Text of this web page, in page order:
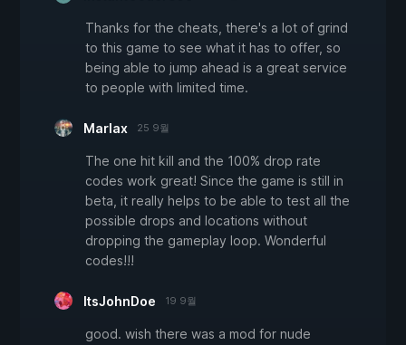
Thanks for the cheats, there's a lot of grind
to this game to see what it has to offer, so
being able to jump ahead is a great service
to people with limited time.
Marlax 25 9월
The one hit kill and the 100% drop rate
codes work great! Since the game is still in
beta, it really helps to be able to test all the
possible drops and locations without
dropping the gameplay loop. Wonderful
codes!!!
ItsJohnDoe 19 9월
good. wish there was a mod for nude